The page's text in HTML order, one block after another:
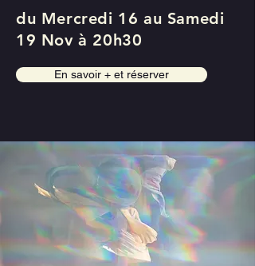
du Mercredi 16 au Samedi
19 Nov à 20h30
En savoir + et réserver